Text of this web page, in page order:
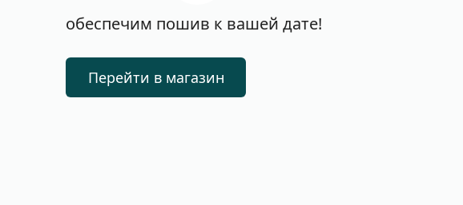
обеспечим пошив к вашей дате!
Перейти в магазин